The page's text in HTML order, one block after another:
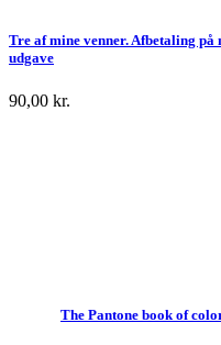
Tre af mine venner. Afbetaling
udgave
90,00 kr.
The Pantone book of